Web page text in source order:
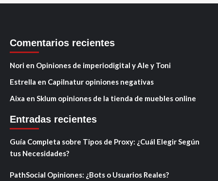
Comentarios recientes
Nori en Opiniones de imperiodigital y Ale y Toni
Estrella en Capilnatur opiniones negativas
Aixa en Sklum opiniones de la tienda de muebles online
Entradas recientes
Guía Completa sobre Tipos de Proxy: ¿Cuál Elegir Según
tus Necesidades?
PathSocial Opiniones: ¿Bots o Usuarios Reales?